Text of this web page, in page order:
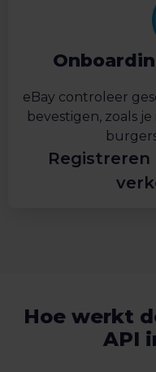
eBay controleer
bevestigen, zoals
Registreren
Hoe werkt
API